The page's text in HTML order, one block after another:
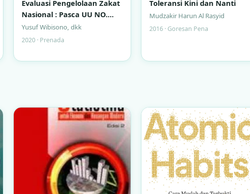
Evaluasi Pengelolaan Zakat
Nasional : Pasca UU NO.
23/2011
Yusuf Wibisono, dkk
2020 · Prenada
Toleransi Kini dan Nanti
Mudzakir Harun Al Rasyid
2016 · Goresan Pena